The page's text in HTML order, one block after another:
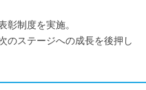
彰制度を実施。
のステージへの成長を後押し